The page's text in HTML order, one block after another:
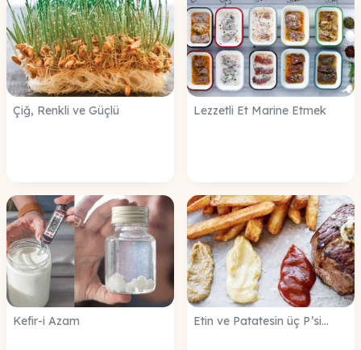
Çiğ, Renkli ve Güçlü Lezzetli Et Marine Etmek
Kefir-i Azam Etin ve Patatesin üç P’si...